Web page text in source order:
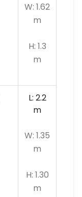
W: 1.62
m
H: 1.3
m
L: 2.2
m
W: 1.35
m
H: 1.30
m